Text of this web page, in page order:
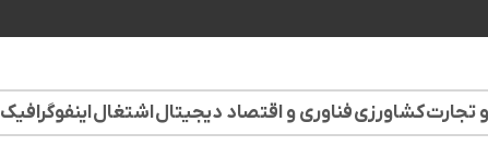
تجارتکشاورزیفناوری و اقتصاد دیجیتالاشتغالاینفوگرافیک